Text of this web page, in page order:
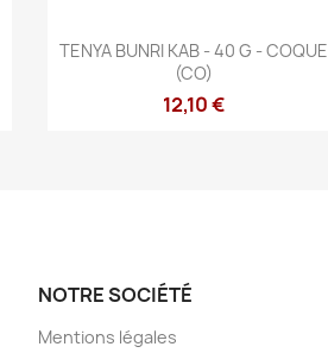
Aperçu rapide
TENYA BUNRI KAB - 40 G - COQUE
(CO)
12,10 €
NOTRE SOCIÉTÉ
Mentions légales